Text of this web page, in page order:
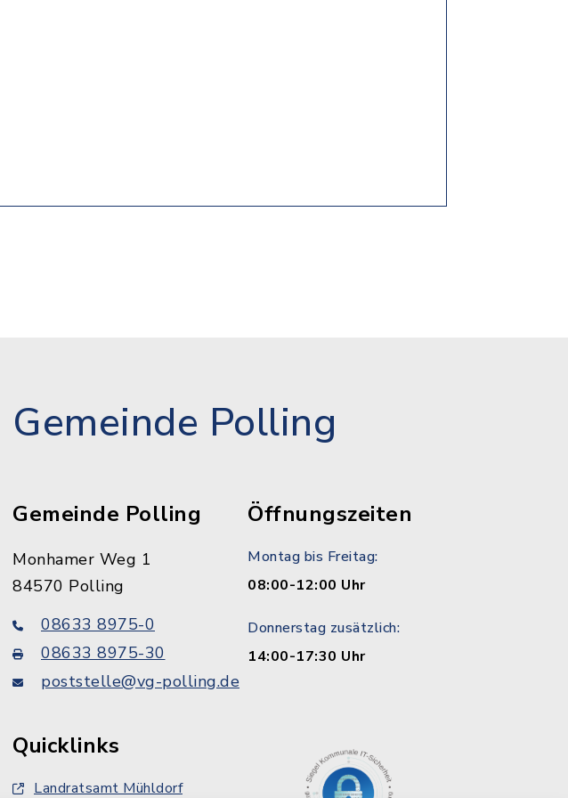
Gemeinde Polling
Gemeinde Polling
Monhamer Weg 1
84570 Polling
08633 8975-0
08633 8975-30
poststelle@vg-polling.de
Öffnungszeiten
Montag bis Freitag:
08:00-12:00 Uhr
Donnerstag zusätzlich:
14:00-17:30 Uhr
Quicklinks
Landratsamt Mühldorf